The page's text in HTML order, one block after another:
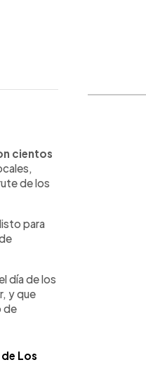
cientos
de los
para
día de los
y que
de
Los